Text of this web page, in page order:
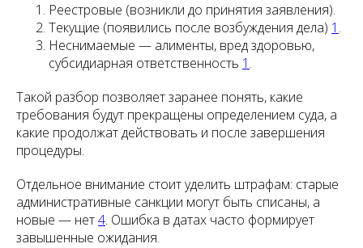
Реестровые (возникли до принятия заявления).
Текущие (появились после возбуждения дела) 1 .
Неснимаемые — алименты, вред здоровью,
субсидиарная ответственность 1 .
Такой разбор позволяет заранее понять, какие
требования будут прекращены определением суда, а
какие продолжат действовать и после завершения
процедуры.
Отдельное внимание стоит уделить штрафам: старые
административные санкции могут быть списаны, а
новые — нет4. Ошибка в датах часто формирует
завышенные ожидания.